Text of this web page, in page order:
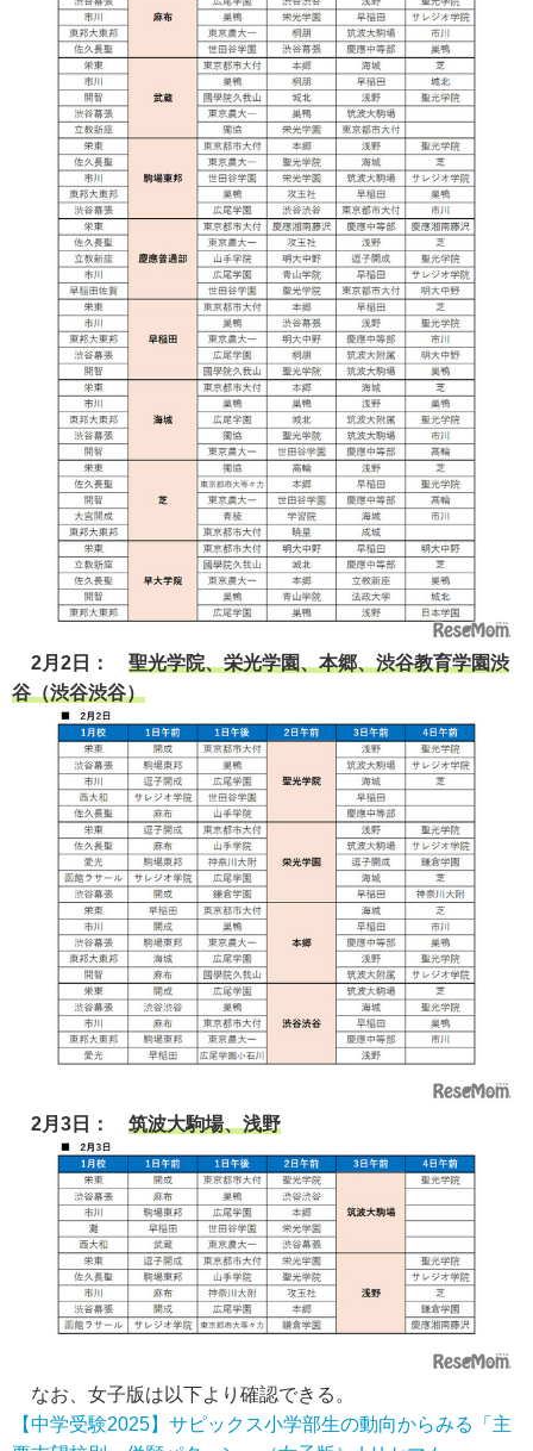
2月2日：
聖光学院、栄光学園、本郷、渋谷教育学園渋
谷（渋谷渋谷）
2月3日： 筑波大駒場、浅野
なお、女子版は以下より確認できる。
【中学受験2025】サピックス小学部生の動向からみる「主